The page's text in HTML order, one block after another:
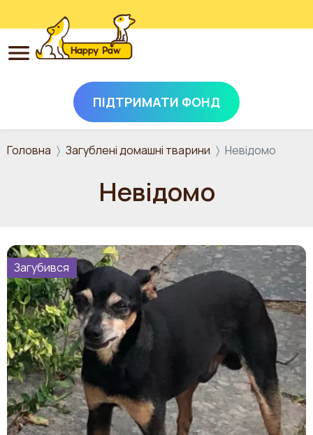
Перейти до основного вмісту
ПІДТРИМАТИ ФОНД
Головна Загублені домашні тварини Невідомо
Невідомо
Загубився